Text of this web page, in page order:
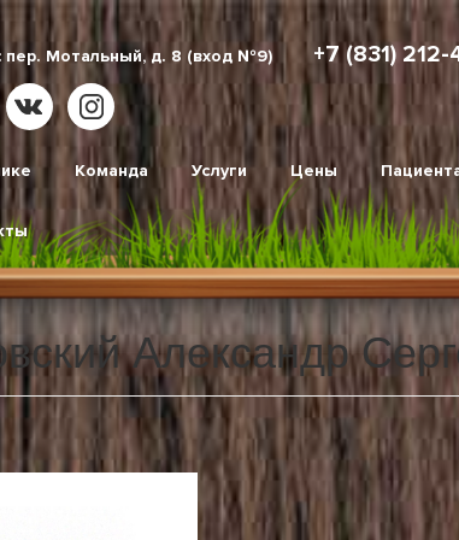
пер. Мотальный, д. 8 (вход №9) +7 (831)
Команда Услуги Цены
Александр